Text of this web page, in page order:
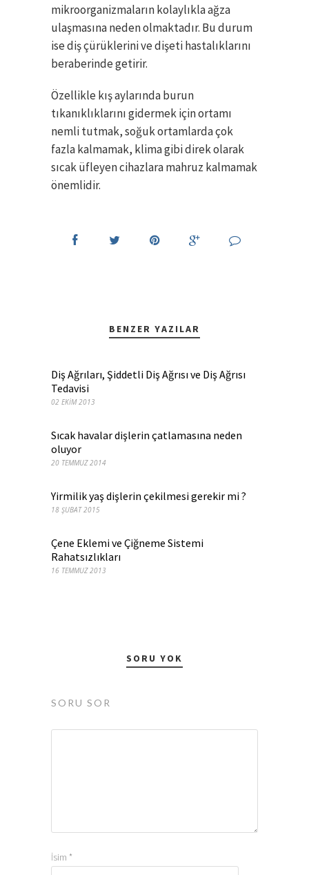
mikroorganizmaların kolaylıkla ağza
ulaşmasına neden olmaktadır. Bu durum
ise diş çürüklerini ve dişeti hastalıklarını
beraberinde getirir.
Özellikle kış aylarında burun
tıkanıklıklarını gidermek için ortamı
nemli tutmak, soğuk ortamlarda çok
fazla kalmamak, klima gibi direk olarak
sıcak üfleyen cihazlara mahruz kalmamak
önemlidir.
BENZER YAZILAR
Diş Ağrıları, Şiddetli Diş Ağrısı ve Diş Ağrısı
Tedavisi
02 EKIM 2013
Sıcak havalar dişlerin çatlamasına neden
oluyor
20 TEMMUZ 2014
Yirmilik yaş dişlerin çekilmesi gerekir mi ?
18 ŞUBAT 2015
Çene Eklemi ve Çiğneme Sistemi
Rahatsızlıkları
16 TEMMUZ 2013
SORU YOK
SORU SOR
İsim *